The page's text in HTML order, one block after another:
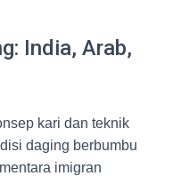
India, Arab,
kari dan teknik
daging berbumbu
imigran